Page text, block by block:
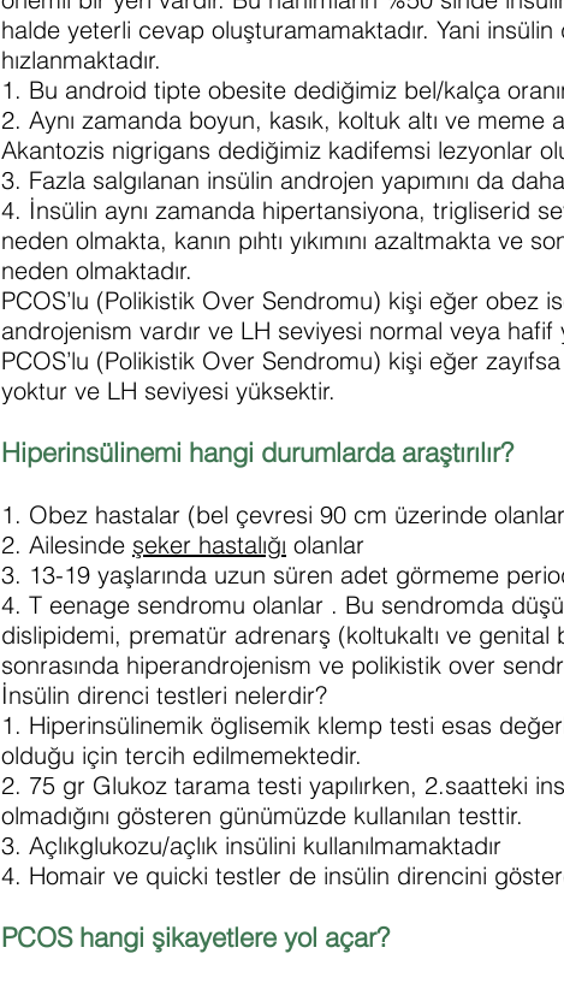
halde yeterli cevap oluşturamamaktadır. Yani insülin
hızlanmaktadır.
1. Bu android tipte obesite dediğimiz bel/kalça
2. Aynı zamanda boyun, kasık, koltuk altı ve meme
Akantozis nigrigans dediğimiz kadifemsi lezyonlar
3. Fazla salgılanan insülin androjen yapımını da
4. İnsülin aynı zamanda hipertansiyona, trigliserid
neden olmakta, kanın pıhtı yıkımını azaltmakta ve
neden olmaktadır.
PCOS’lu (Polikistik Over Sendromu) kişi eğer obez
androjenism vardır ve LH seviyesi normal veya hafif
PCOS’lu (Polikistik Over Sendromu) kişi eğer
yoktur ve LH seviyesi yüksektir.
Hiperinsülinemi hangi durumlarda araştırılır?
1. Obez hastalar (bel çevresi 90 cm üzerinde
2. Ailesinde şeker hastalığı olanlar
3. 13-19 yaşlarında uzun süren adet görmeme
4. T eenage sendromu olanlar . Bu sendromda
dislipidemi, prematür adrenarş (koltukaltı ve genital
sonrasında hiperandrojenism ve polikistik over
İnsülin direnci testleri nelerdir?
1. Hiperinsülinemik öglisemik klemp testi esas
olduğu için tercih edilmemektedir.
2. 75 gr Glukoz tarama testi yapılırken, 2.saatteki
olmadığını gösteren günümüzde kullanılan testtir.
3. Açlıkglukozu/açlık insülini kullanılmamaktadır
4. Homair ve quicki testler de insülin direncini
PCOS hangi şikayetlere yol açar?